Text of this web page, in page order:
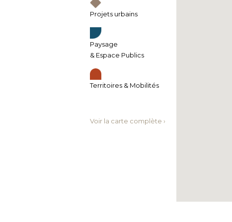
Projets urbains
Paysage
& Espace Publics
Territoires & Mobilités
Voir la carte complète ›